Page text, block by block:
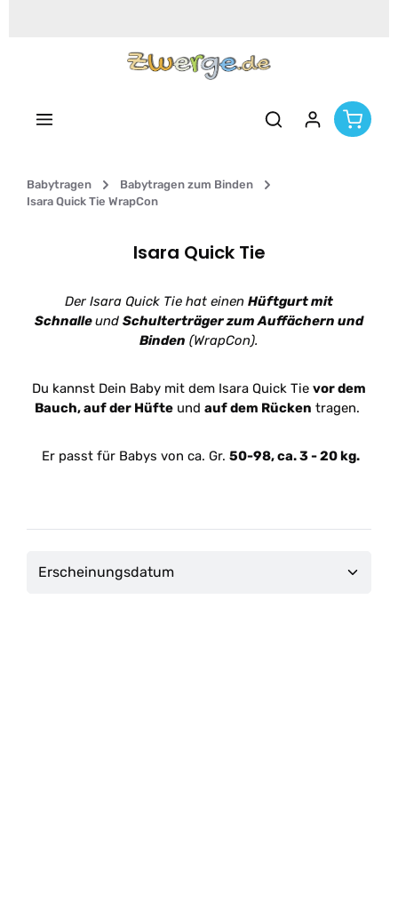
Babytragen
Babytragen zum Binden
Isara Quick Tie WrapCon
Isara Quick Tie
Der Isara Quick Tie hat einen Hüftgurt mit
Schnalleund Schulterträger zum Auffächern und
Binden (WrapCon).
Du kannst Dein Baby mit dem Isara Quick Tie vor dem
Bauch, auf der Hüfte und auf dem Rücken tragen.
Er passt für Babys von ca. Gr. 50-98, ca. 3 - 20 kg.